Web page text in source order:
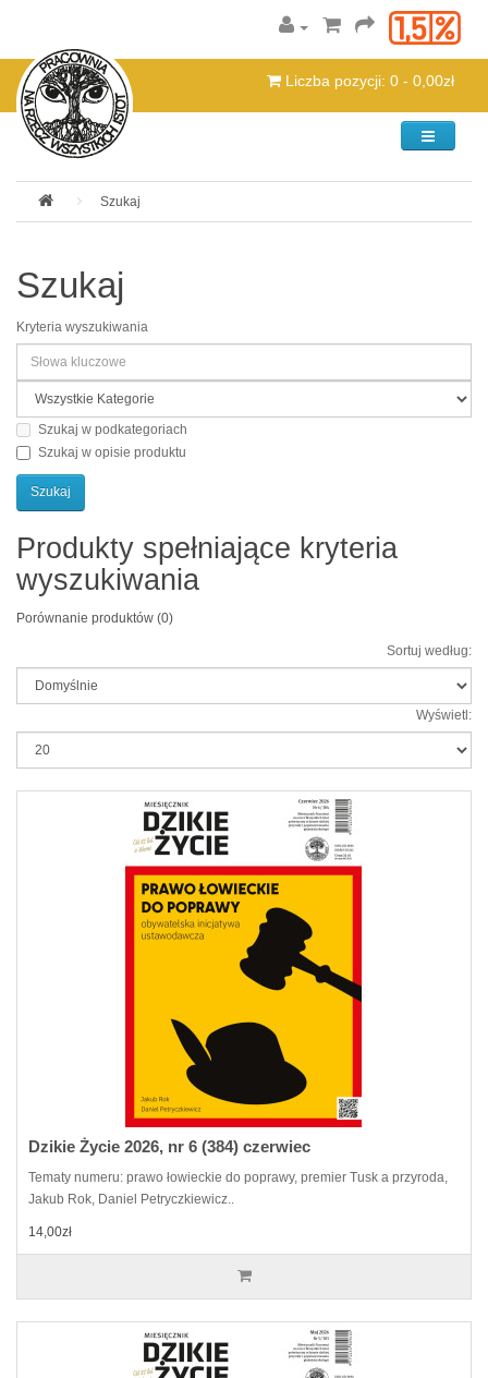
Liczba pozycji: 0 - 0,00zł
Kategorie
Szukaj
Szukaj
Kryteria wyszukiwania
Szukaj w podkategoriach
Szukaj w opisie produktu
Produkty spełniające kryteria
wyszukiwania
Porównanie produktów (0)
Sortuj według:
Wyświetl:
Dzikie Życie 2026, nr 6 (384) czerwiec
Tematy numeru: prawo łowieckie do poprawy, premier Tusk a przyroda,
Jakub Rok, Daniel Petryczkiewicz..
14,00zł